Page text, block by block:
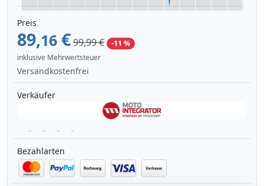
Preis
89,16 €99,99 €
-11 %
inklusive Mehrwertsteuer
Versandkostenfrei
Verkäufer
Bezahlarten